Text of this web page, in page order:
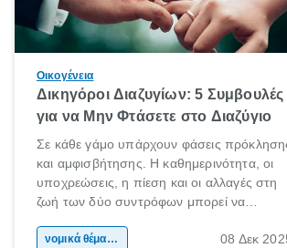
Οικογένεια
Δικηγόροι Διαζυγίων: 5 Συμβουλές
για να Μην Φτάσετε στο Διαζύγιο
Σε κάθε γάμο υπάρχουν φάσεις
και αμφισβήτησης. Η καθημερινότητα, οι
υποχρεώσεις, η πίεση και οι αλλαγές στη
ζωή των δύο συντρόφων μπορεί να
Όταν οι διαφωνίες πληθαίνουν και η
νομικά θέματα & συμβουλές 08 Δεκ